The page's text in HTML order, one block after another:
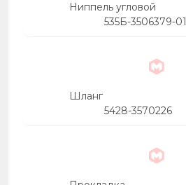
Ниппель угловой
535Б-3506379-01
Шланг
5428-3570226